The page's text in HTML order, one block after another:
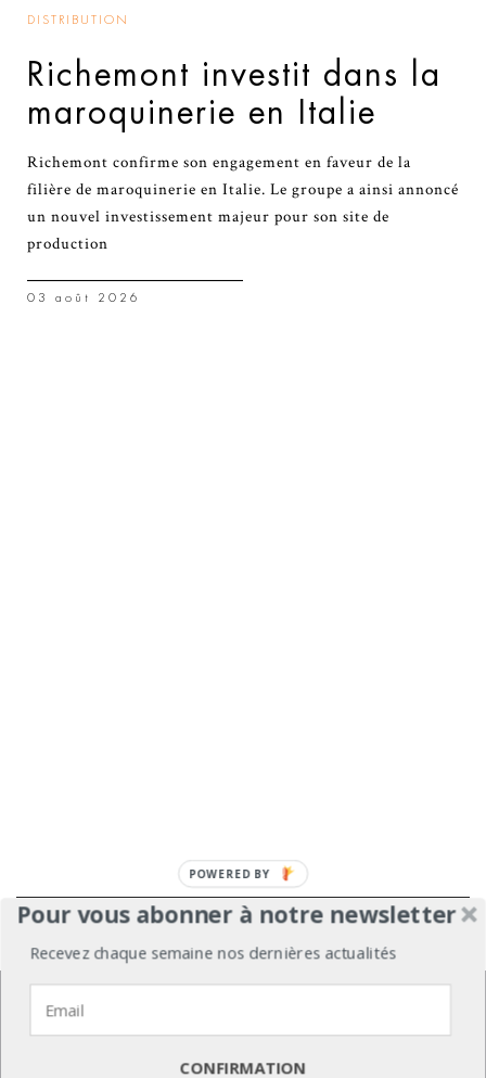
DISTRIBUTION
Richemont investit dans la
maroquinerie en Italie
Richemont confirme son engagement en faveur de la
filière de maroquinerie en Italie. Le groupe a ainsi annoncé
un nouvel investissement majeur pour son site de
production
03 août 2026
Annonceurs Partenariats Les Experts
Pour vous abonner à notre newsletter
Recevez chaque semaine nos dernières actualités
CONFIRMATION